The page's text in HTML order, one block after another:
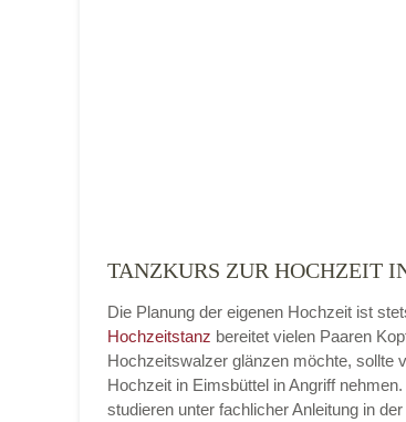
Telefonnummer
TANZKURS ZUR HOCHZEIT
Die Planung der eigenen Hochzeit ist
Hochzeitstanz bereitet vielen Paaren
Hochzeitswalzer glänzen möchte, sollte
Hochzeit in Eimsbüttel in Angriff
studieren unter fachlicher Anleitung in